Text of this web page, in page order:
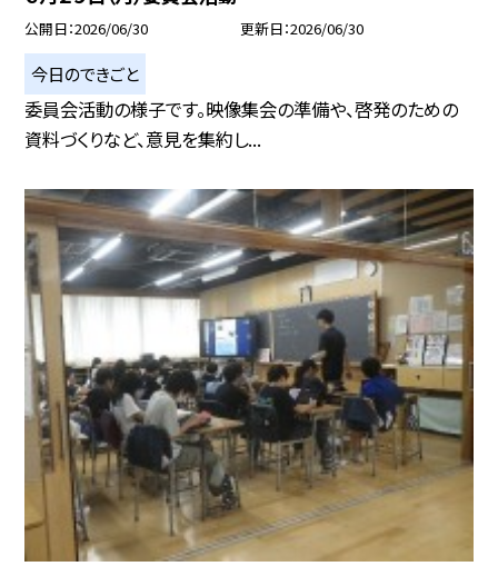
公開日 2026/06/30 更新日 2026/06/30
今日のできごと
委員会活動の様子です。映像集会の準備や、啓発のための
資料づくりなど、意見を集約し...